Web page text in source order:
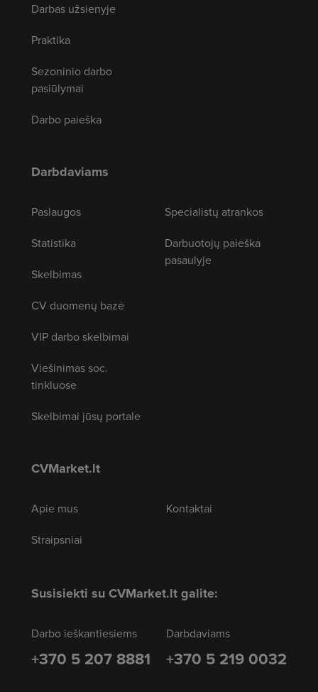
Darbas užsienyje
Praktika
Sezoninio darbo
pasiūlymai
Darbo paieška
Darbdaviams
Paslaugos
Statistika
Skelbimas
CV duomenų bazė
VIP darbo skelbimai
Viešinimas soc.
tinkluose
Skelbimai jūsų portale
Specialistų atrankos
Darbuotojų paieška
pasaulyje
CVMarket.lt
Apie mus
Straipsniai
Kontaktai
Susisiekti su CVMarket.lt galite:
Darbo ieškantiesiems
+370 5 207 8881
Darbdaviams
+370 5 219 0032